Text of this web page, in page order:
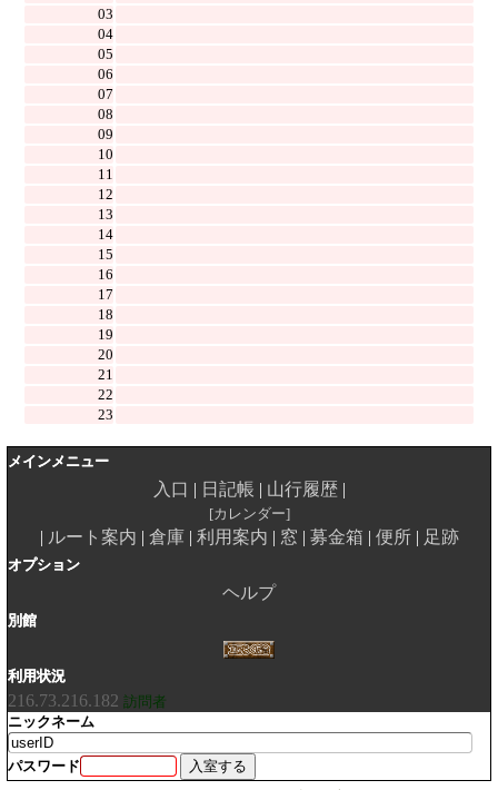
03
04
05
06
07
08
09
10
11
12
13
14
15
16
17
18
19
20
21
22
23
メインメニュー
入口 日記帳 山行履歴
カレンダー
ルート案内 倉庫 利用案内 窓 募金箱 便所 足跡
オプション
ヘルプ
別館
利用状況
216.73.216.182 訪問者
ニックネーム
パスワード